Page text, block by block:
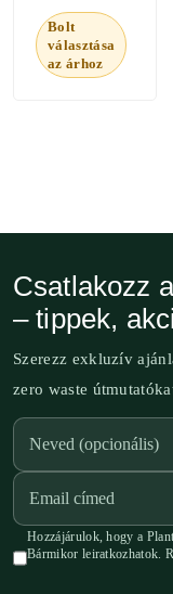
Bolt
választása
az árhoz
Csatlakozz
– tippek,
Szerezz exkluzív
zero waste
Hozzájárulok, hogy a
Bármikor leiratkozhatok.